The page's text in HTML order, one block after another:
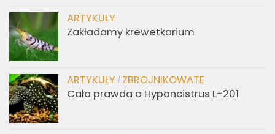
ARTYKUŁY
Zakładamy krewetkarium
ARTYKUŁY / ZBROJNIKOWATE
Cała prawda o Hypancistrus L-201